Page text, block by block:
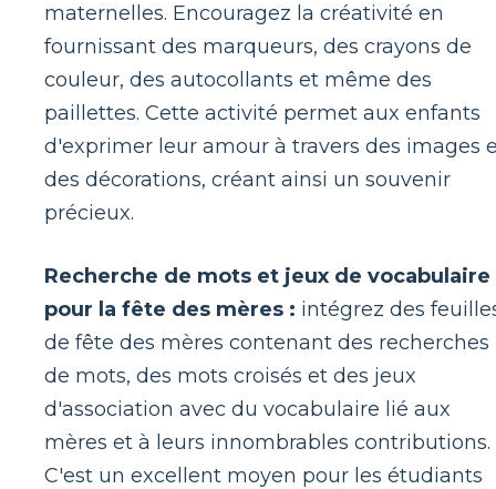
maternelles. Encouragez la créativité en
fournissant des marqueurs, des crayons de
couleur, des autocollants et même des
paillettes. Cette activité permet aux enfants
d'exprimer leur amour à travers des images
des décorations, créant ainsi un souvenir
précieux.
Recherche de mots et jeux de vocabulaire
pour la fête des mères : intégrez des
de fête des mères contenant des recherches
de mots, des mots croisés et des jeux
d'association avec du vocabulaire lié aux
mères et à leurs innombrables contributions.
C'est un excellent moyen pour les étudiants